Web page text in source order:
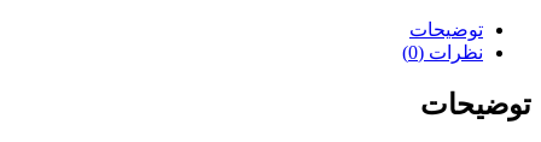
توضیحات
نظرات (0)
توضیحات